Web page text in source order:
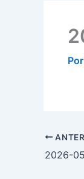
Por
2026-